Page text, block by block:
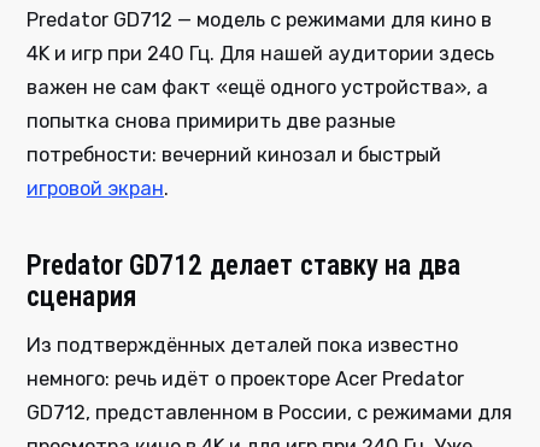
Predator GD712 — модель с режимами для кино в
4K и игр при 240 Гц. Для нашей аудитории здесь
важен не сам факт «ещё одного устройства», а
попытка снова примирить две разные
потребности: вечерний кинозал и быстрый
игровой экран.
Predator GD712 делает ставку на два
сценария
Из подтверждённых деталей пока известно
немного: речь идёт о проекторе Acer Predator
GD712, представленном в России, с режимами для